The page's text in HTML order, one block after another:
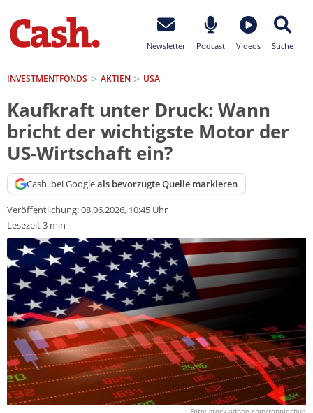
Newsletter Podcast Videos Suche
INVESTMENTFONDS AKTIEN USA
Kaufkraft unter Druck: Wann
bricht der wichtigste Motor der
US-Wirtschaft ein?
Cash. bei Googleals bevorzugte Quelle markieren
Veröffentlichung:08.06.2026, 10:45 Uhr
Lesezeit 3 min